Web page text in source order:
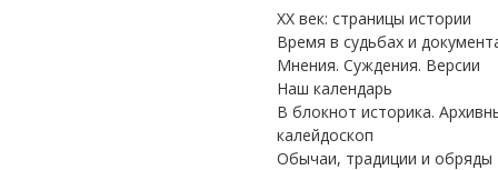
ХХ век: страницы истории
Время в судьбах и
Мнения. Суждения. Версии
Наш календарь
В блокнот историка.
калейдоскоп
Обычаи, традиции и обряды